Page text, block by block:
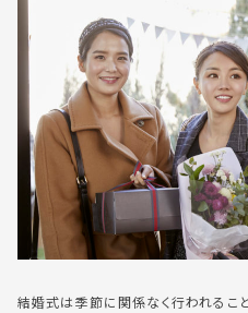
結婚式は季節に関係なく行われるこ